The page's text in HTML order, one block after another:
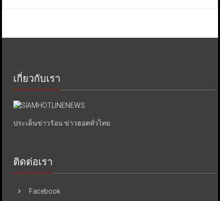
เกี่ยวกับเรา
ประเด็นข่าวร้อน ข่าวฮอตทั่วไทย.
ติดต่อเรา
Facebook